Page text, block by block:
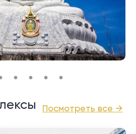
месту номер один
площадке мыса Промтхеп.
закатами в обрамлении
и сахарных пальм.
на продажу
Доступные для выбора
как правило, дешевле по
на северном и
Посмотреть все →